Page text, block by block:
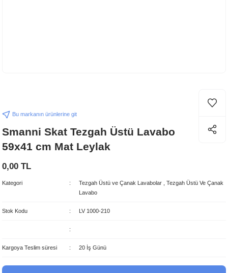
Bu markanın ürünlerine git
Smanni Skat Tezgah Üstü Lavabo
59x41 cm Mat Leylak
0,00 TL
Kategori Tezgah Üstü ve Çanak Lavabolar
Tezgah Üstü Ve Çanak
Lavabo
Stok Kodu LV 1000-210
Kargoya Teslim süresi 20 İş Günü